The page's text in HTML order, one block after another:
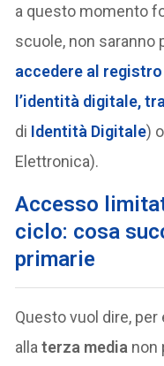
a questo momento
scuole, non saranno
accedere al
l’identità digitale,
di Identità Digitale) o
Elettronica).
Accesso
ciclo: cosa
primarie
Questo vuol dire,
allaterza media non